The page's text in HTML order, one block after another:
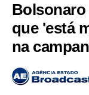
Bolsonaro
que 'está
na